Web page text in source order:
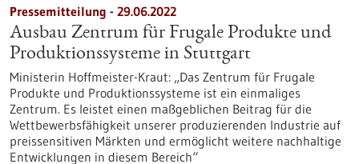
Pressemitteilung - 29.06.2022
Ausbau Zentrum für Frugale Produkte und
Produktionssysteme in Stuttgart
Ministerin Hoffmeister-Kraut: „Das Zentrum für Frugale
Produkte und Produktionssysteme ist ein einmaliges
Zentrum. Es leistet einen maßgeblichen Beitrag für die
Wettbewerbsfähigkeit unserer produzierenden Industrie auf
preissensitiven Märkten und ermöglicht weitere nachhaltige
Entwicklungen in diesem Bereich“